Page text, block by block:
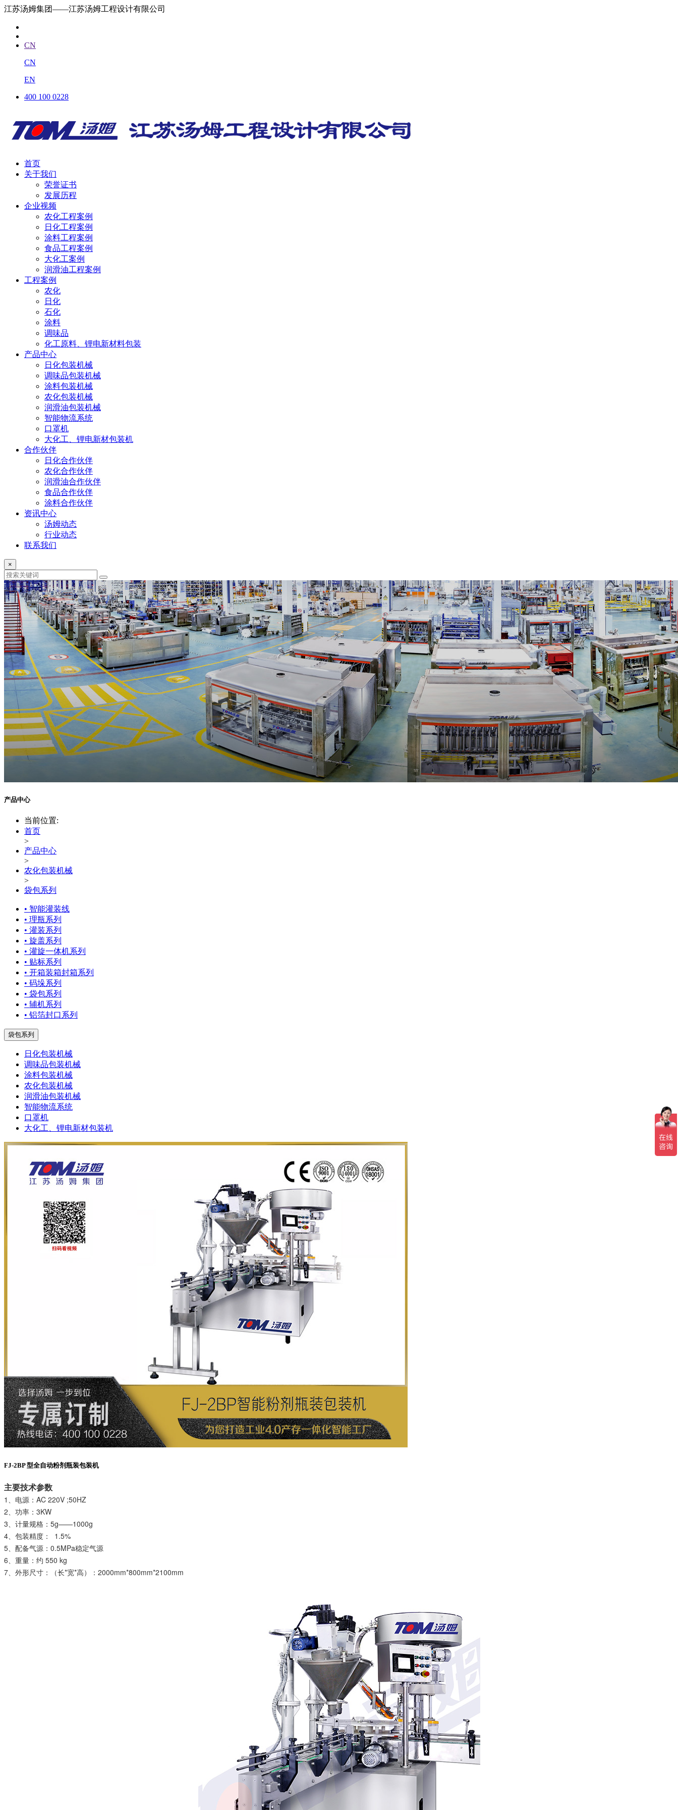
江苏汤姆集团——江苏汤姆工程设计有限公司
CN
CN
EN
400 100 0228
首页
关于我们
荣誉证书
发展历程
企业视频
农化工程案例
日化工程案例
涂料工程案例
食品工程案例
大化工案例
润滑油工程案例
工程案例
农化
日化
石化
涂料
调味品
化工原料、锂电新材料包装
产品中心
日化包装机械
调味品包装机械
涂料包装机械
农化包装机械
润滑油包装机械
智能物流系统
口罩机
大化工、锂电新材包装机
合作伙伴
日化合作伙伴
农化合作伙伴
润滑油合作伙伴
食品合作伙伴
涂料合作伙伴
资讯中心
汤姆动态
行业动态
联系我们
×
产品中心
当前位置:
首页
>
产品中心
>
农化包装机械
>
袋包系列
• 智能灌装线
• 理瓶系列
• 灌装系列
• 旋盖系列
• 灌旋一体机系列
• 贴标系列
• 开箱装箱封箱系列
• 码垛系列
• 袋包系列
• 辅机系列
• 铝箔封口系列
袋包系列
日化包装机械
调味品包装机械
涂料包装机械
农化包装机械
润滑油包装机械
智能物流系统
口罩机
大化工、锂电新材包装机
FJ-2BP 型全自动粉剂瓶装包装机
主要技术参数
1、电源：AC 220V ;50HZ
2、功率：3KW
3、计量规格：5g——1000g
4、包装精度： 1.5%
5、配备气源：0.5MPa稳定气源
6、重量：约 550 kg
7、外形尺寸：（长*宽*高）：2000mm*800mm*2100mm